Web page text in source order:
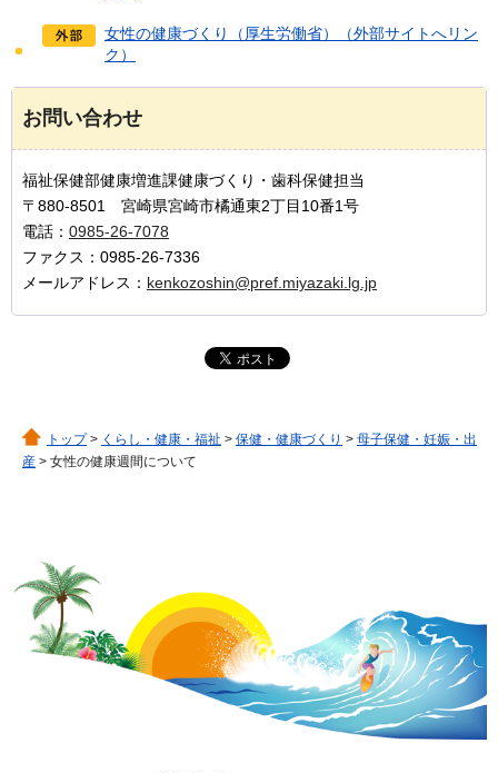
女性の健康づくり（厚生労働省）（外部サイトへリン
ク）
お問い合わせ
福祉保健部健康増進課健康づくり・歯科保健担当
〒880-8501 宮崎県宮崎市橘通東2丁目10番1号
電話： 0985-26-7078
ファクス：0985-26-7336
メールアドレス： kenkozoshin@pref.miyazaki.lg.jp
トップ> くらし・健康・福祉 > 保健・健康づくり > 母子保健・妊娠・出
産 > 女性の健康週間について